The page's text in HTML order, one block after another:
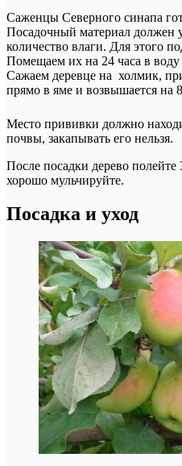
Саженцы Северного синапа
Посадочный материал должен
количество влаги. Для этого
Помещаем их на 24 часа в
Сажаем деревце на холмик,
прямо в яме и возвышается на
Место прививки должно
почвы, закапывать его нельзя.
После посадки дерево
хорошо мульчируйте.
Посадка и уход